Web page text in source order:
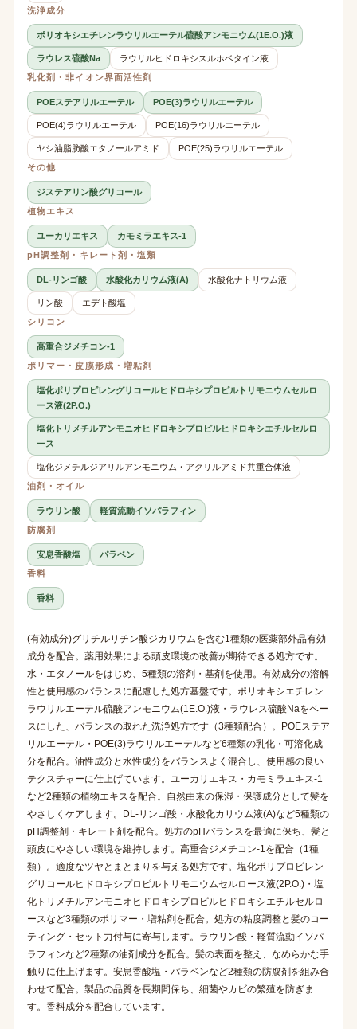
洗浄成分
ポリオキシエチレンラウリルエーテル硫酸アンモニウム(1E.O.)液
ラウレス硫酸Na
ラウリルヒドロキシスルホベタイン液
乳化剤・非イオン界面活性剤
POEステアリルエーテル POE(3)ラウリルエーテル
POE(4)ラウリルエーテル POE(16)ラウリルエーテル
ヤシ油脂肪酸エタノールアミド
POE(25)ラウリルエーテル
その他
ジステアリン酸グリコール
植物エキス
ユーカリエキス
カモミラエキス-1
pH調整剤・キレート剤・塩類
DL-リンゴ酸 水酸化カリウム液(A) 水酸化ナトリウム液
リン酸
エデト酸塩
シリコン
高重合ジメチコン-1
ポリマー・皮膜形成・増粘剤
塩化ポリプロピレングリコールヒドロキシプロピルトリモニウムセルロ
ース液(2P.O.)
塩化トリメチルアンモニオヒドロキシプロピルヒドロキシエチルセルロ
ース
塩化ジメチルジアリルアンモニウム・アクリルアミド共重合体液
油剤・オイル
ラウリン酸
軽質流動イソパラフィン
防腐剤
安息香酸塩
パラベン
香料
香料
(有効成分)グリチルリチン酸ジカリウムを含む1種類の医薬部外品有効
成分を配合。薬用効果による頭皮環境の改善が期待できる処方です。
水・エタノールをはじめ、5種類の溶剤・基剤を使用。有効成分の溶解
性と使用感のバランスに配慮した処方基盤です。ポリオキシエチレン
ラウリルエーテル硫酸アンモニウム(1E.O.)液・ラウレス硫酸Naをベー
スにした、バランスの取れた洗浄処方です（3種類配合）。POEステア
リルエーテル・POE(3)ラウリルエーテルなど6種類の乳化・可溶化成
分を配合。油性成分と水性成分をバランスよく混合し、使用感の良い
テクスチャーに仕上げています。ユーカリエキス・カモミラエキス-1
など2種類の植物エキスを配合。自然由来の保湿・保護成分として髪を
やさしくケアします。DL-リンゴ酸・水酸化カリウム液(A)など5種類の
pH調整剤・キレート剤を配合。処方のpHバランスを最適に保ち、髪と
頭皮にやさしい環境を維持します。高重合ジメチコン-1を配合（1種
類）。適度なツヤとまとまりを与える処方です。塩化ポリプロピレン
グリコールヒドロキシプロピルトリモニウムセルロース液(2P.O.)・塩
化トリメチルアンモニオヒドロキシプロピルヒドロキシエチルセルロ
ースなど3種類のポリマー・増粘剤を配合。処方の粘度調整と髪のコー
ティング・セット力付与に寄与します。ラウリン酸・軽質流動イソパ
ラフィンなど2種類の油剤成分を配合。髪の表面を整え、なめらかな手
触りに仕上げます。安息香酸塩・パラベンなど2種類の防腐剤を組み合
わせて配合。製品の品質を長期間保ち、細菌やカビの繁殖を防ぎま
す。香料成分を配合しています。